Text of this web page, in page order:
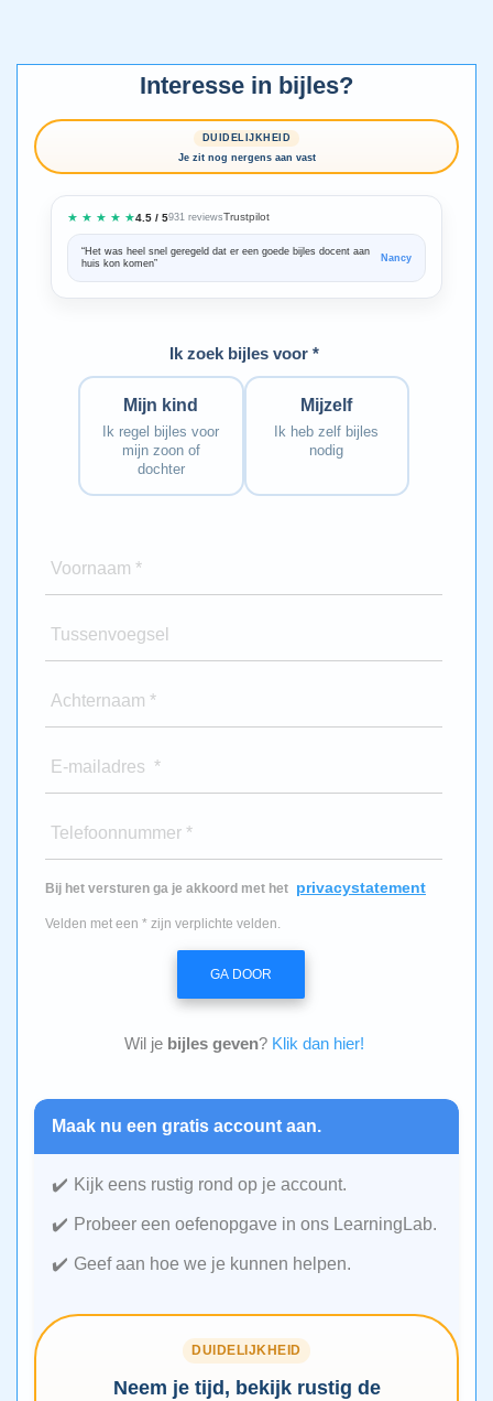
Interesse in bijles?
DUIDELIJKHEID
Je zit nog nergens aan vast
★ ★ ★ ★ ★4.5 / 5931 reviewsTrustpilot
“Het was heel snel geregeld dat er een goede bijles docent aan
huis kon komen”
Nancy
Ik zoek bijles voor *
Mijn kind
Ik regel bijles voor
mijn zoon of
dochter
Mijzelf
Ik heb zelf bijles
nodig
Voornaam *
Tussenvoegsel
Achternaam *
E-mailadres *
Telefoonnummer *
Bij het versturen ga je akkoord met het privacystatement
Velden met een * zijn verplichte velden.
GA DOOR
Wil je bijles geven? Klik dan hier!
Maak nu een gratis account aan.
Kijk eens rustig rond op je account.
Probeer een oefenopgave in ons LearningLab.
Geef aan hoe we je kunnen helpen.
DUIDELIJKHEID
Neem je tijd, bekijk rustig de